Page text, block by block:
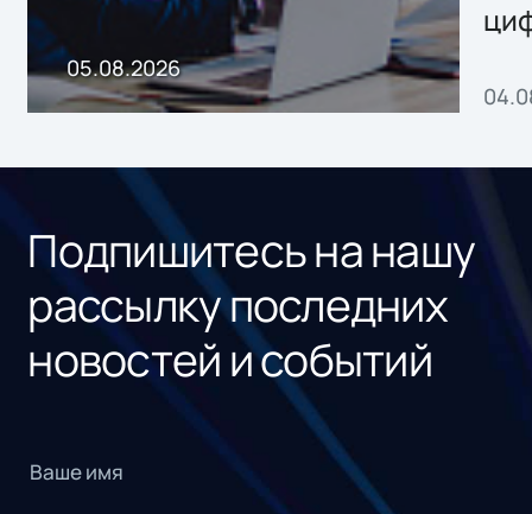
05.08.2026
Подпишитесь на нашу
рассылку последних
новостей и событий